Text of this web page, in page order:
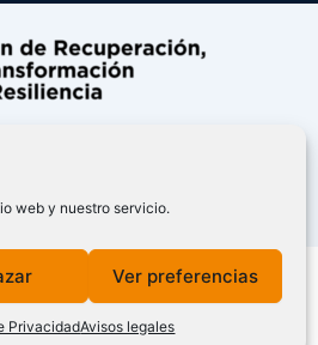
web y nuestro servicio.
Ver preferencias
PrivacidadAvisos legales